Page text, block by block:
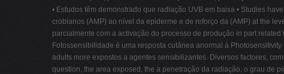
• Estudos têm demonstrado que radiação UVB em baixa • Studies
crobianos (AMP) ao nível da epiderme e de reforço da (AMP) at the
parcialmente com a activação do processo de produção in part
Fotossensibilidade é uma resposta cutânea anormal à
adults more expostos a agentes sensibilizantes. Diversos factores,
question, the area exposed, the a penetração da radiação, o grau de